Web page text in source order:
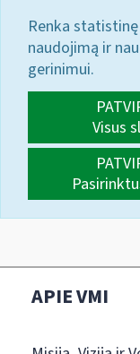
Renka
naudojimą ir
gerinimui.
Visus
APIE VMI